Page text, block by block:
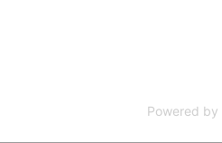
Powered by